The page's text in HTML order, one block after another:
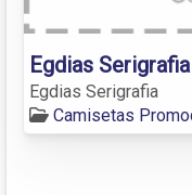
Egdias Serigrafia
Egdias Serigrafia
Camisetas